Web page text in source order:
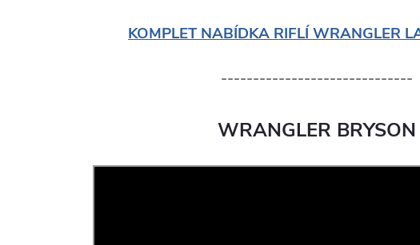
KOMPLET NABÍDKA RIFLÍ WRANGLER
------------------------------
WRANGLER BRYSON